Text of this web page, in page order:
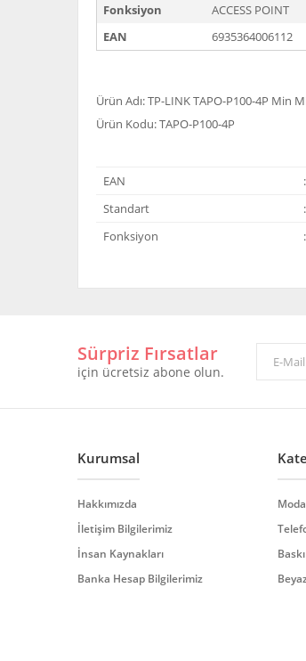
Fonksiyon
ACCESS POINT
EAN
6935364006112
Ürün Adı: TP-LINK TAPO-P100-4P Min
Ürün Kodu: TAPO-P100-4P
EAN :
Standart
:
Fonksiyon
:
Ürün resmi kalitesiz, bozuk veya
Ürün açıklamasında eksik bilgiler
Sürpriz Fırsatlar
için ücretsiz abone olun.
Kurumsal
Hakkımızda
İletişim Bilgilerimiz
İnsan Kaynakları
Banka Hesap Bilgilerimiz
Moda